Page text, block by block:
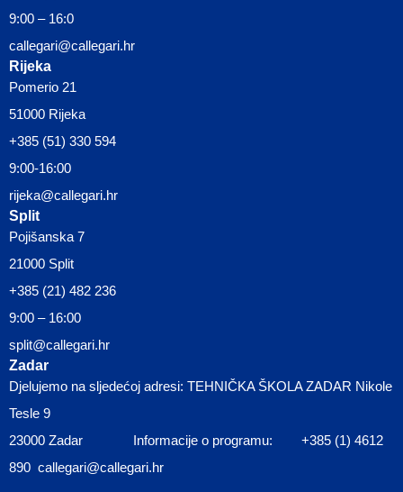
9:00 – 16:0
callegari@callegari.hr
Rijeka
Pomerio 21
51000 Rijeka
+385 (51) 330 594
9:00-16:00
rijeka@callegari.hr
Split
Pojišanska 7
21000 Split
+385 (21) 482 236
9:00 – 16:00
split@callegari.hr
Zadar
Djelujemo na sljedećoj adresi: TEHNIČKA ŠKOLA ZADAR Nikole
Tesle 9
23000 Zadar Informacije o programu: +385 (1) 4612
890 callegari@callegari.hr